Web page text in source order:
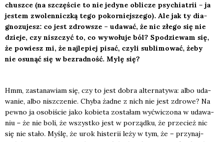
chusz­ce (na szczę­ście to nie jedy­ne obli­cze psy­chia­trii – ja
jestem zwo­len­nicz­ką tego pokor­niej­sze­go). Ale jak ty dia­
gno­zu­jesz: co jest zdrow­sze – uda­wać, że nic złe­go się nie
dzie­je, czy nisz­czyć to, co wywo­łu­je ból? Spo­dzie­wam się,
że powiesz mi, że naj­le­piej pisać, czy­li sub­li­mo­wać, żeby
nie osu­nąć się w bez­rad­ność. Mylę się?
Hmm, zasta­na­wiam się, czy to jest dobra alter­na­ty­wa: albo uda­
wa­nie, albo nisz­cze­nie. Chy­ba żad­ne z nich nie jest zdro­we? Na
pew­no ja oso­bi­ście jako kobie­ta zosta­łam wyćwi­czo­na w uda­wa­
niu – że nie boli, że wszyst­ko jest w porząd­ku, że prze­cież nic
się nie sta­ło. Myślę, że urok histe­rii leży w tym, że – przy­naj­